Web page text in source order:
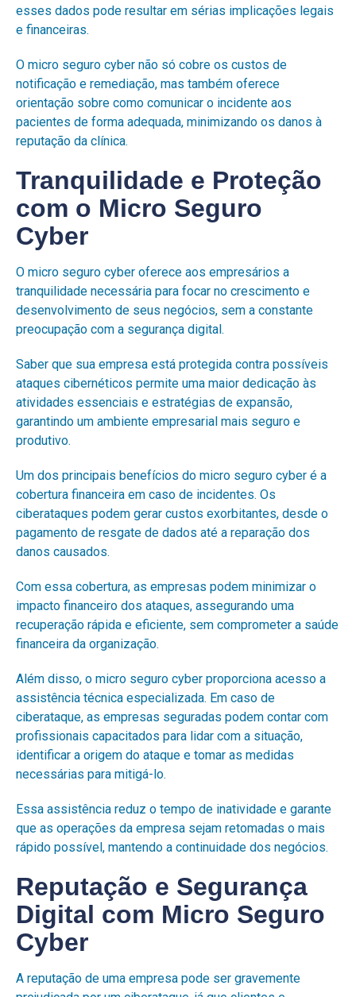
esses dados pode resultar em sérias implicações legais
e financeiras.
O micro seguro cyber não só cobre os custos de
notificação e remediação, mas também oferece
orientação sobre como comunicar o incidente aos
pacientes de forma adequada, minimizando os danos à
reputação da clínica.
Tranquilidade e Proteção
com o Micro Seguro
Cyber
O micro seguro cyber oferece aos empresários a
tranquilidade necessária para focar no crescimento e
desenvolvimento de seus negócios, sem a constante
preocupação com a segurança digital.
Saber que sua empresa está protegida contra possíveis
ataques cibernéticos permite uma maior dedicação às
atividades essenciais e estratégias de expansão,
garantindo um ambiente empresarial mais seguro e
produtivo.
Um dos principais benefícios do micro seguro cyber é a
cobertura financeira em caso de incidentes. Os
ciberataques podem gerar custos exorbitantes, desde o
pagamento de resgate de dados até a reparação dos
danos causados.
Com essa cobertura, as empresas podem minimizar o
impacto financeiro dos ataques, assegurando uma
recuperação rápida e eficiente, sem comprometer a saúde
financeira da organização.
Além disso, o micro seguro cyber proporciona acesso a
assistência técnica especializada. Em caso de
ciberataque, as empresas seguradas podem contar com
profissionais capacitados para lidar com a situação,
identificar a origem do ataque e tomar as medidas
necessárias para mitigá-lo.
Essa assistência reduz o tempo de inatividade e garante
que as operações da empresa sejam retomadas o mais
rápido possível, mantendo a continuidade dos negócios.
Reputação e Segurança
Digital com Micro Seguro
Cyber
A reputação de uma empresa pode ser gravemente